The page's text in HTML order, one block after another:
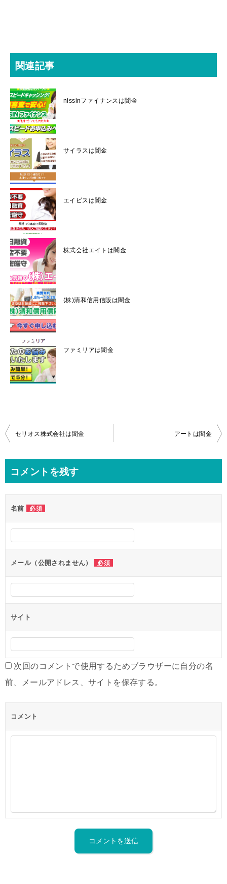
関連記事
nissinファイナンスは闇金
サイラスは闇金
エイビスは闇金
株式会社エイトは闇金
(株)清和信用信販は闇金
ファミリアは闇金
投
ビ
ー
シ
ョ
ン
セリオス株式会社は闇金 アートは闇金
コメントを残す
名前 必須
メール（公開されません） 必須
サイト
次回のコメントで使用するためブラウザーに自分の名
前、メールアドレス、サイトを保存する。
コメント